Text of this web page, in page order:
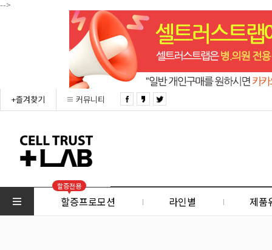
-->
+즐겨찾기 커뮤니티
할증전용
할증프로모션 라인별 제품